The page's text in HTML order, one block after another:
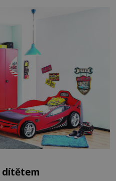
o mnoho let později